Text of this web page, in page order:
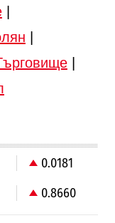
|
|
0.0181
0.8660